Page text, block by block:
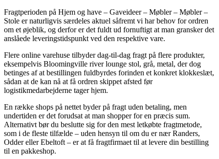
Fragtperioden på Hjem og have – Gaveideer – Møbler – Møbler –
Stole er naturligvis særdeles aktuel såfremt vi har behov for ordren
om et øjeblik, og derfor er det fuldt ud fornuftigt at man gransker det
anslåede leveringstidspunkt ved den respektive vare.
Flere online varehuse tilbyder dag-til-dag fragt på flere produkter,
eksempelvis Bloomingville river lounge stol, grå, metal, der dog
betinges af at bestillingen fuldbyrdes forinden et konkret klokkeslæt,
sådan at de kan nå at få ordren skippet afsted før
logistikmedarbejderne tager hjem.
En række shops på nettet byder på fragt uden betaling, men
undertiden er det forudsat at man shopper for en præcis sum.
Alternativt bør du beslutte sig for den mest letkøbte fragtmetode,
som i de fleste tilfælde – uden hensyn til om du er nær Randers,
Odder eller Ebeltoft – er at få fragtfirmaet til at levere din bestilling
til en pakkeshop.